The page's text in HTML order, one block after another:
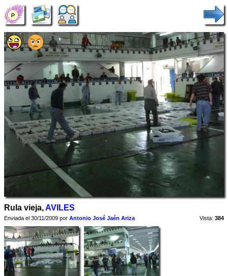
Rula vieja,AVILES
Enviada el 30/11/2009 por Antonio José Jaén Ariza Vista: 384